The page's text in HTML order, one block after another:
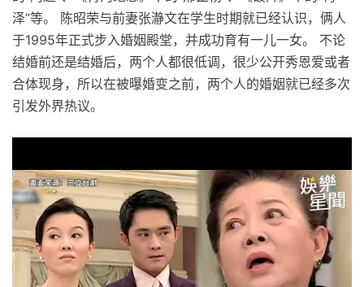
泽”等。 陈昭荣与前妻张瀞文在学生时期就已经认识，俩人
于1995年正式步入婚姻殿堂，并成功育有一儿一女。 不论
结婚前还是结婚后，两个人都很低调，很少公开秀恩爱或者
合体现身，所以在被曝婚变之前，两个人的婚姻就已经多次
引发外界热议。